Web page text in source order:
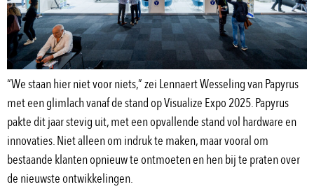
“We staan hier niet voor niets,” zei Lennaert Wesseling van Papyrus
met een glimlach vanaf de stand op Visualize Expo 2025. Papyrus
pakte dit jaar stevig uit, met een opvallende stand vol hardware en
innovaties. Niet alleen om indruk te maken, maar vooral om
bestaande klanten opnieuw te ontmoeten en hen bij te praten over
de nieuwste ontwikkelingen.